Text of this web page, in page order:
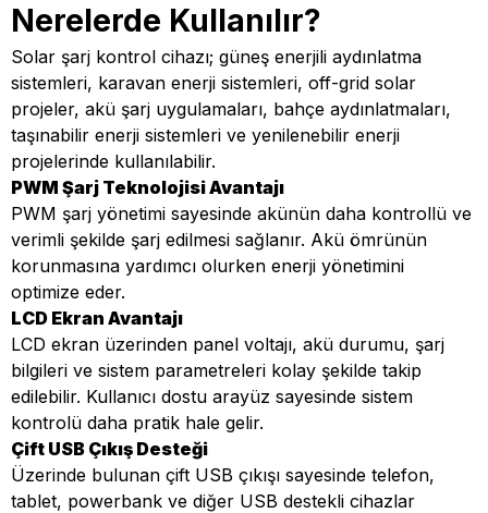
Nerelerde Kullanılır?
Solar şarj kontrol cihazı; güneş enerjili aydınlatma
sistemleri, karavan enerji sistemleri, off-grid solar
projeler, akü şarj uygulamaları, bahçe aydınlatmaları,
taşınabilir enerji sistemleri ve yenilenebilir enerji
projelerinde kullanılabilir.
PWM Şarj Teknolojisi Avantajı
PWM şarj yönetimi sayesinde akünün daha kontrollü ve
verimli şekilde şarj edilmesi sağlanır. Akü ömrünün
korunmasına yardımcı olurken enerji yönetimini
optimize eder.
LCD Ekran Avantajı
LCD ekran üzerinden panel voltajı, akü durumu, şarj
bilgileri ve sistem parametreleri kolay şekilde takip
edilebilir. Kullanıcı dostu arayüz sayesinde sistem
kontrolü daha pratik hale gelir.
Çift USB Çıkış Desteği
Üzerinde bulunan çift USB çıkışı sayesinde telefon,
tablet, powerbank ve diğer USB destekli cihazlar